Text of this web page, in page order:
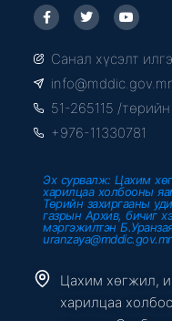
F
a
c
b
o
T
w
i
t
r
Y
o
u
u
e
Санал хүсэлт
51-265115 /
+976-11330781
Эх сурвалж: Цахим
харилцаа холбооны
Төрийн захиргааны
газрын Архив, бичиг
мэргэжилтэн
Цахим хөгжил,
харилцаа